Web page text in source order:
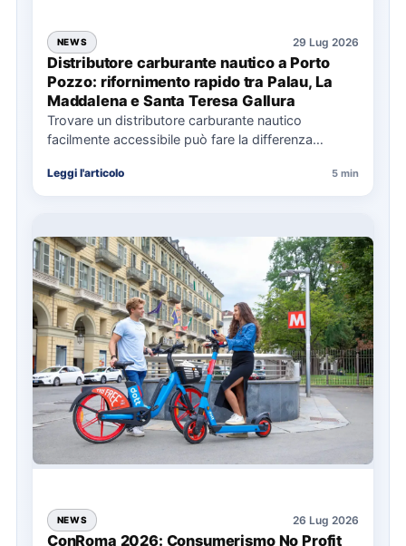
NEWS 29 Lug 2026
Distributore carburante nautico a Porto
Pozzo: rifornimento rapido tra Palau, La
Maddalena e Santa Teresa Gallura
Trovare un distributore carburante nautico
facilmente accessibile può fare la differenza
soprattutto…
Leggi l'articolo 5 min
NEWS 26 Lug 2026
ConRoma 2026: Consumerismo No Profit